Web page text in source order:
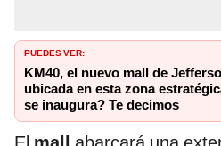
PUEDES VER:
KM40, el nuevo mall de
ubicada en esta zona
se inaugura? Te decimos